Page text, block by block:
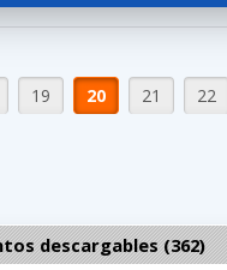
19 20 21 22
descargables (362)